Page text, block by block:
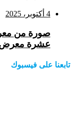
4 أكتوبر، 2025
صورة من
عشرة معرض
تابعنا على فيسبوك